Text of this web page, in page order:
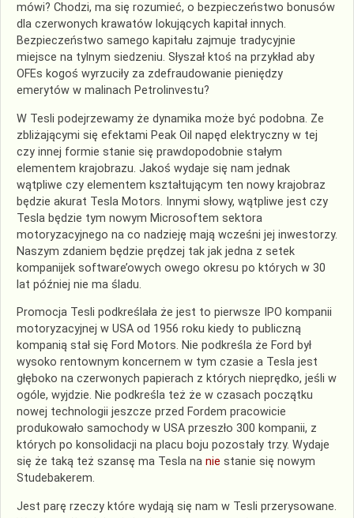
mówi? Chodzi, ma się rozumieć, o bezpieczeństwo bonusów
dla czerwonych krawatów lokujących kapitał innych.
Bezpieczeństwo samego kapitału zajmuje tradycyjnie
miejsce na tylnym siedzeniu. Słyszał ktoś na przykład aby
OFEs kogoś wyrzuciły za zdefraudowanie pieniędzy
emerytów w malinach Petrolinvestu?
W Tesli podejrzewamy że dynamika może być podobna. Ze
zbliżającymi się efektami Peak Oil napęd elektryczny w tej
czy innej formie stanie się prawdopodobnie stałym
elementem krajobrazu. Jakoś wydaje się nam jednak
wątpliwe czy elementem kształtującym ten nowy krajobraz
będzie akurat Tesla Motors. Innymi słowy, wątpliwe jest czy
Tesla będzie tym nowym Microsoftem sektora
motoryzacyjnego na co nadzieję mają wcześni jej inwestorzy.
Naszym zdaniem będzie prędzej tak jak jedna z setek
kompanijek software’owych owego okresu po których w 30
lat później nie ma śladu.
Promocja Tesli podkreślała że jest to pierwsze IPO kompanii
motoryzacyjnej w USA od 1956 roku kiedy to publiczną
kompanią stał się Ford Motors. Nie podkreśla że Ford był
wysoko rentownym koncernem w tym czasie a Tesla jest
głęboko na czerwonych papierach z których nieprędko, jeśli w
ogóle, wyjdzie. Nie podkreśla też że w czasach początku
nowej technologii jeszcze przed Fordem pracowicie
produkowało samochody w USA przeszło 300 kompanii, z
których po konsolidacji na placu boju pozostały trzy. Wydaje
się że taką też szansę ma Tesla na nie stanie się nowym
Studebakerem.
Jest parę rzeczy które wydają się nam w Tesli przerysowane.